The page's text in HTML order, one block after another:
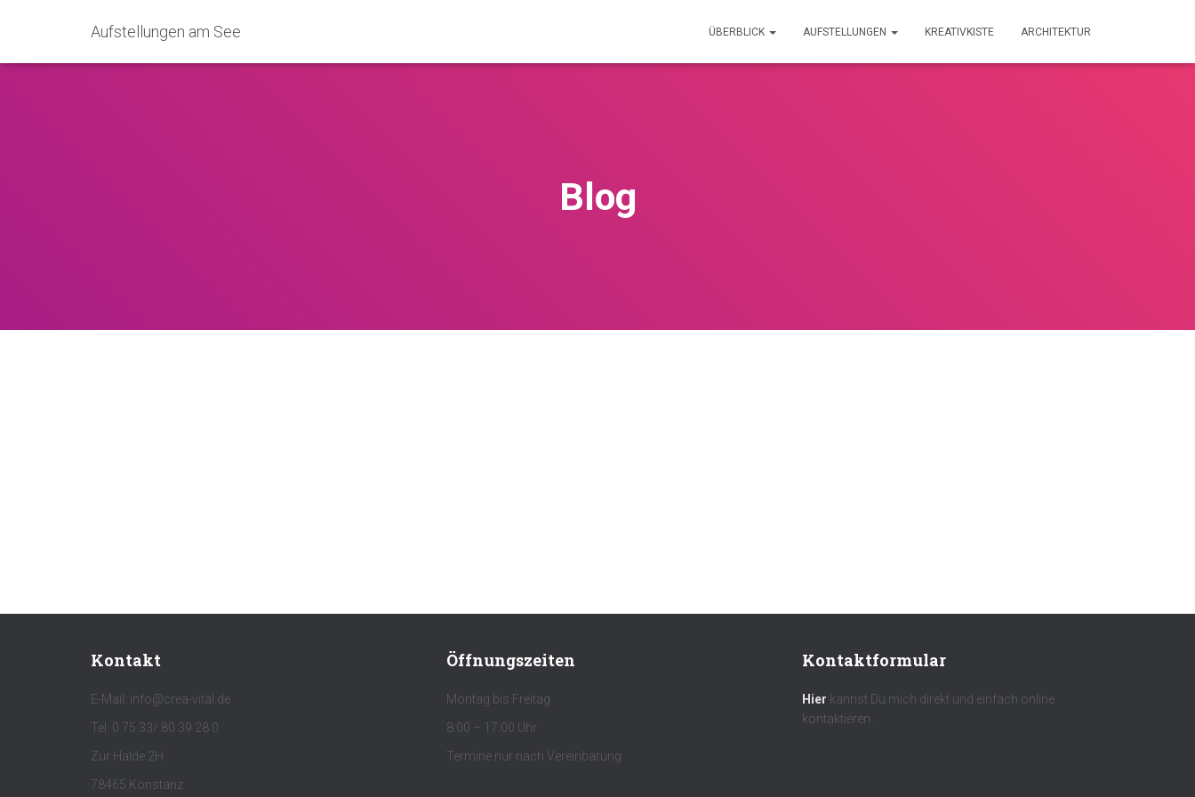
Aufstellungen am See ÜBERBLICK AUFSTELLUNGEN KREATIVKISTE ARCHITEKTUR
Blog
Kontakt
E-Mail: info@crea-vital.de
Tel. 0 75 33/ 80 39 28 0
Zur Halde 2H
78465 Konstanz
Öffnungszeiten
Montag bis Freitag
8:00 – 17:00 Uhr
Termine nur nach Vereinbarung
Kontaktformular
Hier kannst Du mich direkt und einfach online
kontaktieren.